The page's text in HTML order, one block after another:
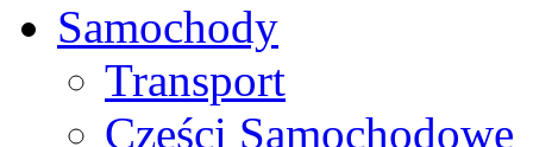
Samochody
Transport
Części Samochodowe